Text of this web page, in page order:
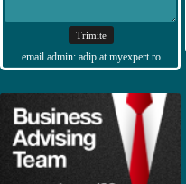
email admin: adip.at.myexpert.ro